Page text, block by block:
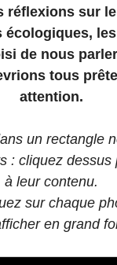
réflexions sur
écologiques,
de nous
tous
attention.
un rectangle
: cliquez dessus
à leur contenu.
sur chaque
en grand